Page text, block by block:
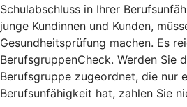
Schulabschluss in Ihrer
junge Kundinnen und Kunden,
Gesundheitsprüfung machen. Es
BerufsgruppenCheck. Werden Sie
Berufsgruppe zugeordnet, die nur
Berufsunfähigkeit hat, zahlen Sie